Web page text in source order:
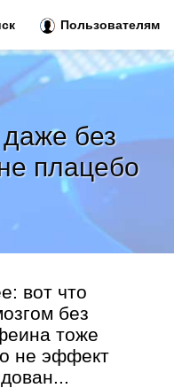
без
плацебо
вот что
без
тоже
не эффект
Пользователям